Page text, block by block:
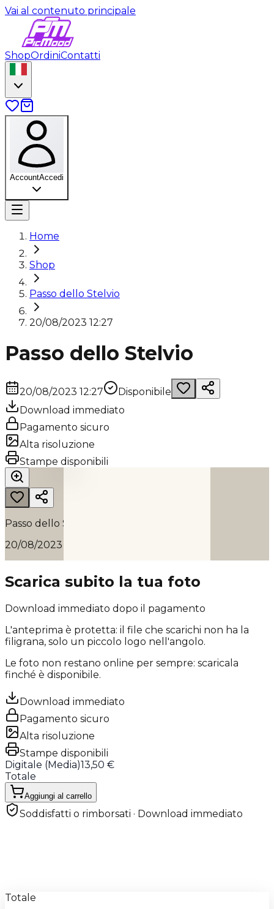
Vai al contenuto principale
ShopOrdiniContatti
AccountAccedi
Home
Shop
Passo dello Stelvio
20/08/2023 12:27
Passo dello Stelvio
20/08/2023 12:27
Disponibile
Download immediato
Pagamento sicuro
Alta risoluzione
Stampe disponibili
Passo dello Stelvio
20/08/2023 12:27
Scarica subito la tua foto
Download immediato dopo il pagamento
L'anteprima è protetta: il file che scarichi non ha la
filigrana, solo un piccolo logo nell'angolo.
Le foto non restano online per sempre: scaricala
finché è disponibile.
Download immediato
Pagamento sicuro
Alta risoluzione
Stampe disponibili
Digitale (Media)13,50 €
Totale
Aggiungi al carrello
Soddisfatti o rimborsati · Download immediato
Totale